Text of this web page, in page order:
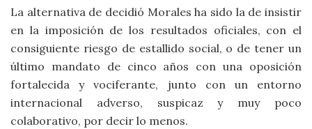
La alternativa de decidió Morales ha sido la de insistir
en la imposición de los resultados oficiales, con el
consiguiente riesgo de estallido social, o de tener un
último mandato de cinco años con una oposición
fortalecida y vociferante, junto con un entorno
internacional adverso, suspicaz y muy poco
colaborativo, por decir lo menos.